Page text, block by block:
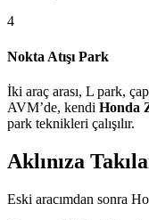
4
Nokta Atışı Park
İki araç arası, L park,
AVM’de, kendi Honda
park teknikleri çalışılır.
Aklınıza
Eski aracımdan sonra